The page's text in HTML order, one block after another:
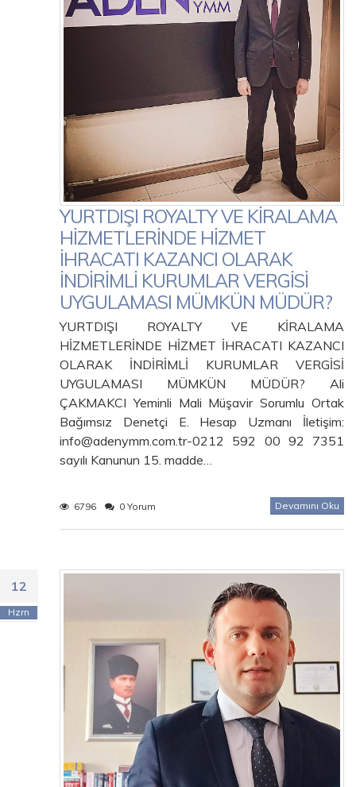
YURTDIŞI ROYALTY VE KİRALAMA
HİZMETLERİNDE HİZMET
İHRACATI KAZANCI OLARAK
İNDİRİMLİ KURUMLAR VERGİSİ
UYGULAMASI MÜMKÜN MÜDÜR?
YURTDIŞI ROYALTY VE KİRALAMA
HİZMETLERİNDE HİZMET İHRACATI KAZANCI
OLARAK İNDİRİMLİ KURUMLAR VERGİSİ
UYGULAMASI MÜMKÜN MÜDÜR? Ali
ÇAKMAKCI Yeminli Mali Müşavir Sorumlu Ortak
Bağımsız Denetçi E. Hesap Uzmanı İletişim:
info@adenymm.com.tr-0212 592 00 92 7351
sayılı Kanunun 15. madde…
6796 0 Yorum Devamını Oku
12
Hzrn